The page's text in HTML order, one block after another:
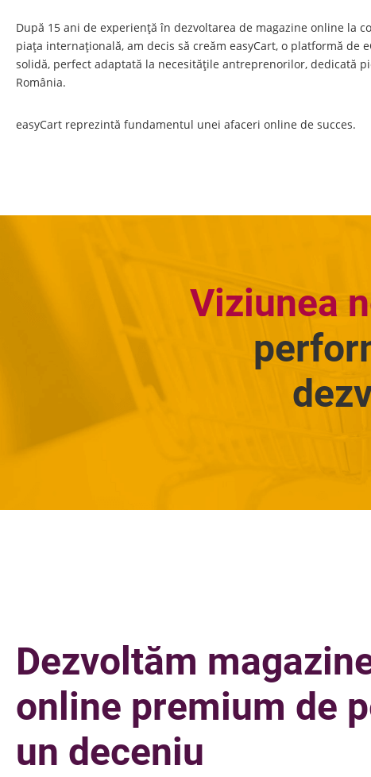
După 15 ani de experiență în dezvoltarea de magazine online la
piața internațională, am decis să creăm easyCart, o platformă de
solidă, perfect adaptată la necesitățile antreprenorilor, dedicată
România.
easyCart reprezintă fundamentul unei afaceri online de succes.
Viziunea
Dezvoltăm
online premium de
un deceniu